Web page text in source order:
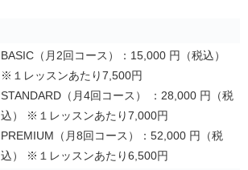
BASIC（月2回コース）：15,000 円（税込）
※１レッスンあたり7,500円
STANDARD（月4回コース） ：28,000 円（税
込） ※１レッスンあたり7,000円
PREMIUM（月8回コース）：52,000 円（税
込） ※１レッスンあたり6,500円